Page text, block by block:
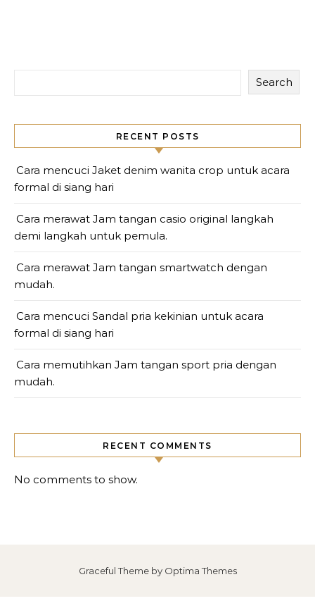
Search
RECENT POSTS
Cara mencuci Jaket denim wanita crop untuk acara
formal di siang hari
Cara merawat Jam tangan casio original langkah
demi langkah untuk pemula.
Cara merawat Jam tangan smartwatch dengan
mudah.
Cara mencuci Sandal pria kekinian untuk acara
formal di siang hari
Cara memutihkan Jam tangan sport pria dengan
mudah.
RECENT COMMENTS
No comments to show.
Graceful Theme by Optima Themes